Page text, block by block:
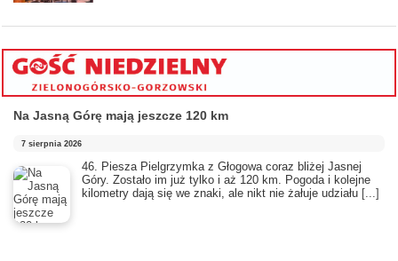
Na Jasną Górę mają jeszcze 120 km
7 sierpnia 2026
46. Piesza Pielgrzymka z Głogowa coraz bliżej Jasnej
Góry. Zostało im już tylko i aż 120 km. Pogoda i kolejne
kilometry dają się we znaki, ale nikt nie żałuje udziału [...]